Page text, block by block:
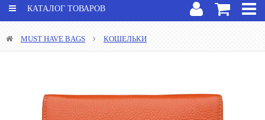
КАТАЛОГ ТОВАРОВ
MUST HAVE BAGS КОШЕЛЬКИ